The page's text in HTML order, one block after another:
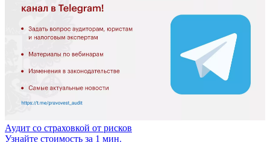
Аудит со страховкой от рисков
Узнайте стоимость за 1 мин.